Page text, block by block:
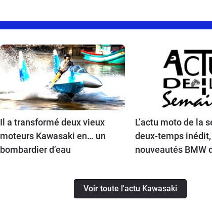
Il a transformé deux vieux
moteurs Kawasaki en… un
bombardier d’eau
L’actu moto de la
deux-temps
nouveautés BMW
vente, une Vespa
la Kawasaki Z900
Voir toute l'actu Kawasaki